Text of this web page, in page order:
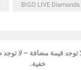
BIGO LIVE Diamonds
توجد قيمة مضافة – لا
خفية.